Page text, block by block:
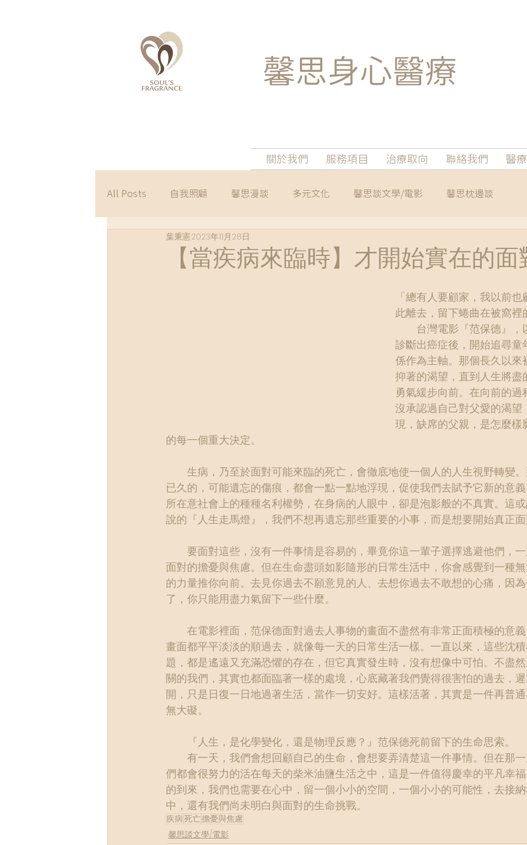
馨思身心醫療
關於我們 服務項目 治療取向 聯絡我們 醫
All Posts 自我照顧 馨思漫談 多元文化 馨思談文學/電影 馨思枕邊談
【當疾病來臨時】才開始實在的
葉秉憲2023年11月28日
「總有人要顧家，我以前
此離去，留下蜷曲在被窩裡
台灣電影『范保德』，
診斷出癌症後，開始追尋童
係作為主軸。那個長久以來
抑著的渴望，直到人生將盡
勇氣緩步向前。在向前的過
沒承認過自己對父愛的渴望
現，缺席的父親，是怎麼樣
的每一個重大決定。
生病，乃至於面對可能來臨的死亡，會徹底地使一個人的人生視野轉變
已久的，可能遺忘的傷痕，都會一點一點地浮現，促使我們去賦予它新的意
所在意社會上的種種名利權勢，在身病的人眼中，卻是泡影般的不真實。這
說的『人生走馬燈』，我們不想再遺忘那些重要的小事，而是想要開始真正
要面對這些，沒有一件事情是容易的，畢竟你這一輩子選擇逃避他們，
面對的擔憂與焦慮。但在生命盡頭如影隨形的日常生活中，你會感覺到一種
的力量推你向前。去見你過去不願意見的人、去想你過去不敢想的心痛，因
了，你只能用盡力氣留下一些什麼。
在電影裡面，范保德面對過去人事物的畫面不盡然有非常正面積極的意
畫面都平平淡淡的順過去，就像每一天的日常生活一樣。一直以來，這些沈
題，都是遙遠又充滿恐懼的存在，但它真實發生時，沒有想像中可怕。不盡
關的我們，其實也都面臨著一樣的處境，心底藏著我們覺得很害怕的過去，
開，只是日復一日地過著生活，當作一切安好。這樣活著，其實是一件再普
無大礙。
『人生，是化學變化，還是物理反應？』范保德死前留下的生命思索。
有一天，我們會想回顧自己的生命，會想要弄清楚這一件事情。但在那
們都會很努力的活在每天的柴米油鹽生活之中，這是一件值得慶幸的平凡幸
的到來，我們也需要在心中，留一個小小的空間，一個小小的可能性，去接
中，還有我們尚未明白與面對的生命挑戰。
疾病死亡擔憂與焦慮
馨思談文學/電影